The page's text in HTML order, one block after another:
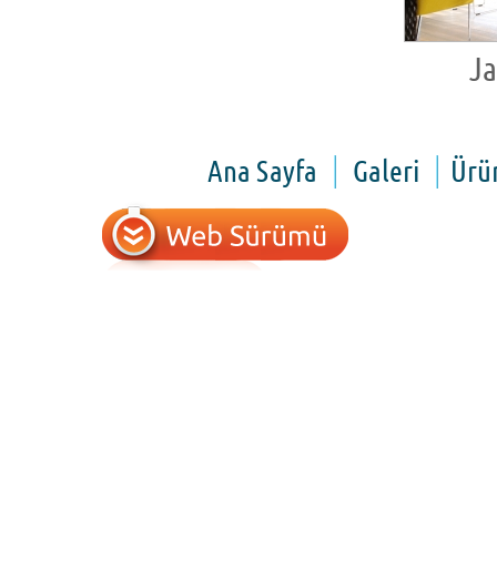
Ana Sayfa Galeri